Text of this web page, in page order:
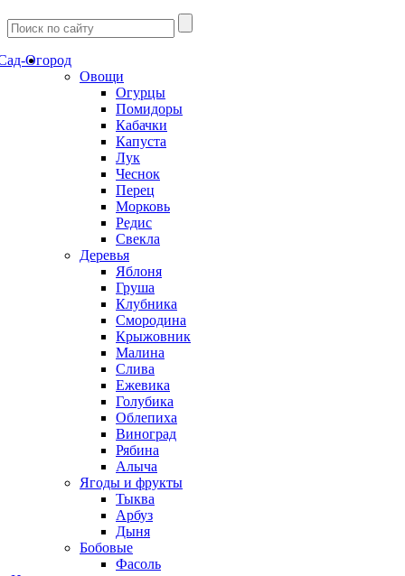
Огород
Овощи
Огурцы
Помидоры
Кабачки
Капуста
Лук
Чеснок
Перец
Морковь
Редис
Свекла
Деревья
Яблоня
Груша
Клубника
Смородина
Крыжовник
Малина
Слива
Ежевика
Голубика
Облепиха
Виноград
Рябина
Алыча
Ягоды и фрукты
Тыква
Арбуз
Дыня
Бобовые
Фасоль